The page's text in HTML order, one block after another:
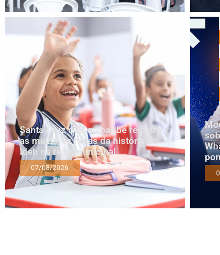
Santa Cruz do Capibaribe registra
as melhores notas da história do
Ideb na rede municipal
07/08/2026